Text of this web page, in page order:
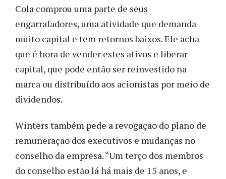
Cola comprou uma parte de seus
engarrafadores, uma atividade que demanda
muito capital e tem retornos baixos. Ele acha
que é hora de vender estes ativos e liberar
capital, que pode então ser reinvestido na
marca ou distribuído aos acionistas por meio de
dividendos.
Winters também pede a revogação do plano de
remuneração dos executivos e mudanças no
conselho da empresa. “Um terço dos membros
do conselho estão lá há mais de 15 anos, e